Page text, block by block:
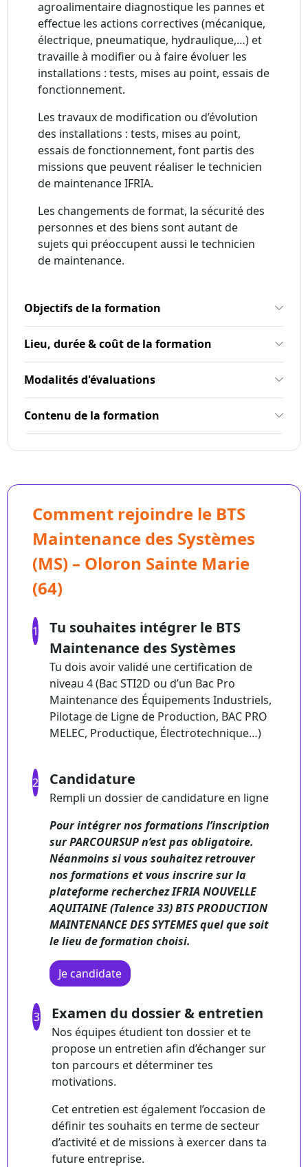
agroalimentaire diagnostique les pannes et
effectue les actions correctives (mécanique,
électrique, pneumatique, hydraulique,…) et
travaille à modifier ou à faire évoluer les
installations : tests, mises au point, essais de
fonctionnement.
Les travaux de modification ou d’évolution
des installations : tests, mises au point,
essais de fonctionnement, font partis des
missions que peuvent réaliser le technicien
de maintenance IFRIA.
Les changements de format, la sécurité des
personnes et des biens sont autant de
sujets qui préoccupent aussi le technicien
de maintenance.
Objectifs de la formation
Lieu, durée & coût de la formation
Modalités d'évaluations
Contenu de la formation
Comment rejoindre le BTS
Maintenance des Systèmes
(MS) – Oloron Sainte Marie
(64)
1
Tu souhaites intégrer le BTS
Maintenance des Systèmes
Tu dois avoir validé une certification de
niveau 4 (Bac STI2D ou d’un Bac Pro
Maintenance des Équipements Industriels,
Pilotage de Ligne de Production, BAC PRO
MELEC, Productique, Électrotechnique…)
2 Candidature
Rempli un dossier de candidature en ligne
Pour intégrer nos formations l’inscription
sur PARCOURSUP n’est pas obligatoire.
Néanmoins si vous souhaitez retrouver
nos formations et vous inscrire sur la
plateforme recherchez IFRIA NOUVELLE
AQUITAINE (Talence 33) BTS PRODUCTION
MAINTENANCE DES SYTEMES quel que soit
le lieu de formation choisi.
Je candidate
3 Examen du dossier & entretien
Nos équipes étudient ton dossier et te
propose un entretien afin d’échanger sur
ton parcours et déterminer tes
motivations.
Cet entretien est également l’occasion de
définir tes souhaits en terme de secteur
d’activité et de missions à exercer dans ta
future entreprise.